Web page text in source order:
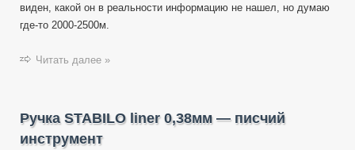
виден, какой он в реальности информацию не нашел, но думаю
где-то 2000-2500м.
Читать далее »
Ручка STABILO liner 0,38мм — писчий
инструмент